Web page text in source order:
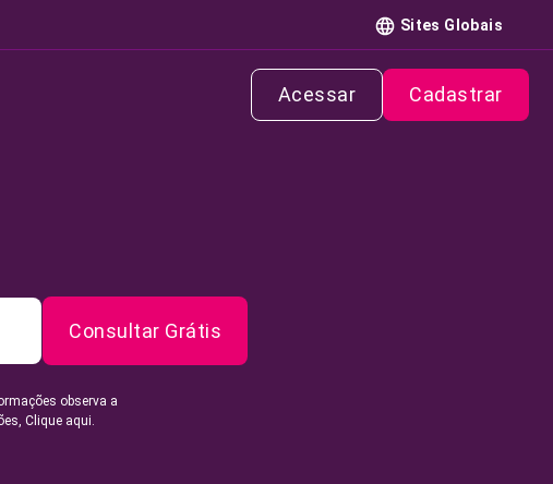
Sites Globais
Acessar Cadastrar
Consultar Grátis
observa a
Clique aqui.